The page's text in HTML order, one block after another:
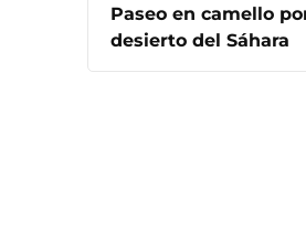
Paseo en camello
desierto del Sáhara